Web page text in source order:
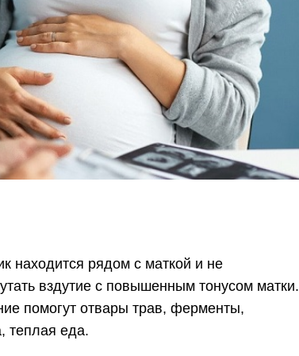
находится рядом с маткой и не
вздутие с повышенным тонусом матки.
помогут отвары трав, ферменты,
теплая еда.